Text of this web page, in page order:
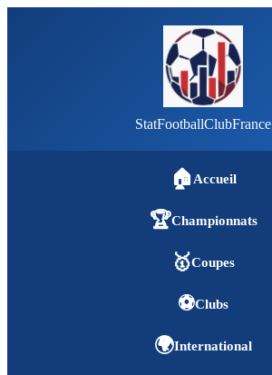
StatFootballClubFrance
🏠 Accueil
🏆Championnats
🥇Coupes
⚽Clubs
🌍International